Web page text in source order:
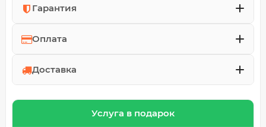
Гарантия
Оплата
Доставка
Услуга в подарок